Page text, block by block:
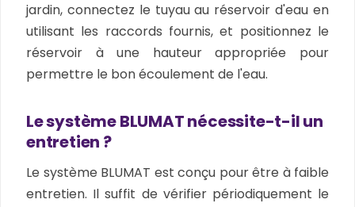
jardin, connectez le tuyau au réservoir d'eau en
utilisant les raccords fournis, et positionnez le
réservoir à une hauteur appropriée pour
permettre le bon écoulement de l'eau.
Le système BLUMAT nécessite-t-il un
entretien ?
Le système BLUMAT est conçu pour être à faible
entretien. Il suffit de vérifier périodiquement le